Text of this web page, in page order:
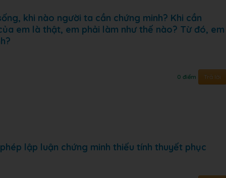
khi nào người ta cần chứng minh? Khi cần
em là thật, em phải làm như thế nào? Từ đó, em
0 điểm Trả lời
lập luận chứng minh thiếu tính thuyết phục